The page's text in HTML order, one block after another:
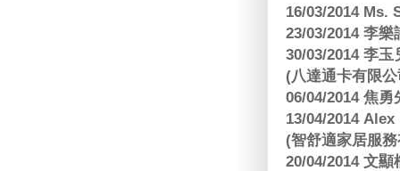
16/03/2014 Ms.
23/03/2014 李
30/03/2014 李
(八達通卡有限
06/04/2014 焦
13/04/2014
(智舒適家居服
20/04/2014 文